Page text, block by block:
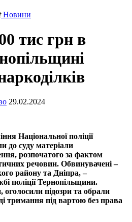
Новини
тис грн в
29.02.2024
Національної поліції
до суду матеріали
розпочатого за фактом
речовин. Обвинувачені –
району та Дніпра, –
поліції Тернопільщини.
підозри та обрали
тримання під вартою без права